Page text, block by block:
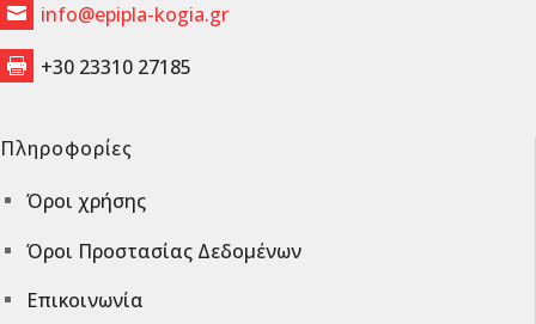
 info@epipla-kogia.gr
 +30 23310 27185
Πληροφορίες
^ Όροι χρήσης
^ Όροι Προστασίας Δεδομένων
^ Επικοινωνία